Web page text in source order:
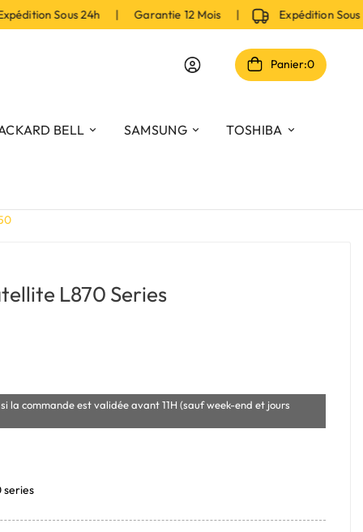
Sous 24h | Garantie 12 Mois | Expédition
Panier:0
BELL SAMSUNG TOSHIBA
L870 Series
la commande est validée avant 11H (sauf week-end et jours
series